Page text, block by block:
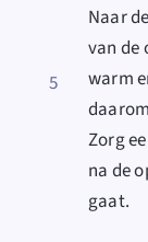
5
Naar
van de
warm
Zorg
na de
gaat.